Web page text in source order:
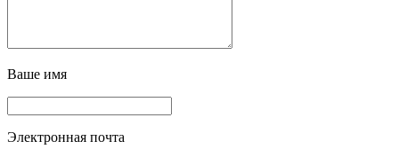
Ваше имя
Электронная почта